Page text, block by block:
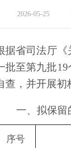
2026-05-25 来
据省司法厅
批至第九批
查，并开展初
一、拟保留
序号